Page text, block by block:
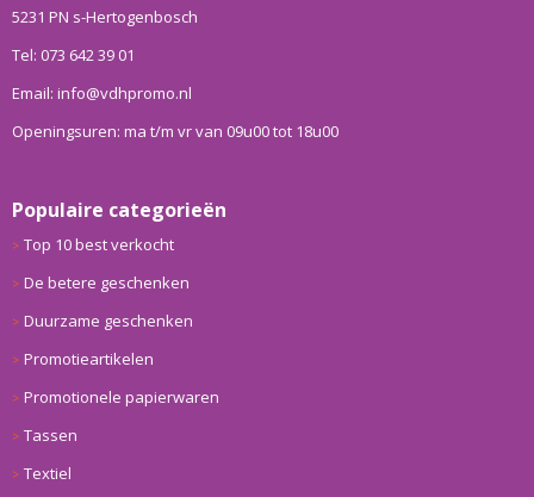
5231 PN s-Hertogenbosch
Tel: 073 642 39 01
Email: info@vdhpromo.nl
Openingsuren: ma t/m vr van 09u00 tot 18u00
Populaire categorieën
Top 10 best verkocht
De betere geschenken
Duurzame geschenken
Promotieartikelen
Promotionele papierwaren
Tassen
Textiel